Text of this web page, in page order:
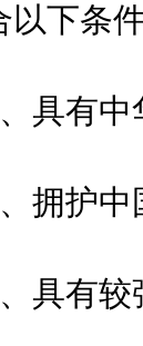
下条件
有中
护中国
有较强